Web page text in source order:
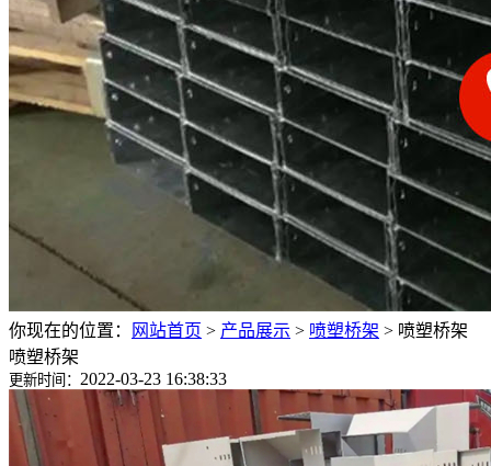
你现在的位置： 网站首页 > 产品展示 > 喷塑桥架 > 喷塑桥架
喷塑桥架
更新时间： 2022-03-23 16:38:33